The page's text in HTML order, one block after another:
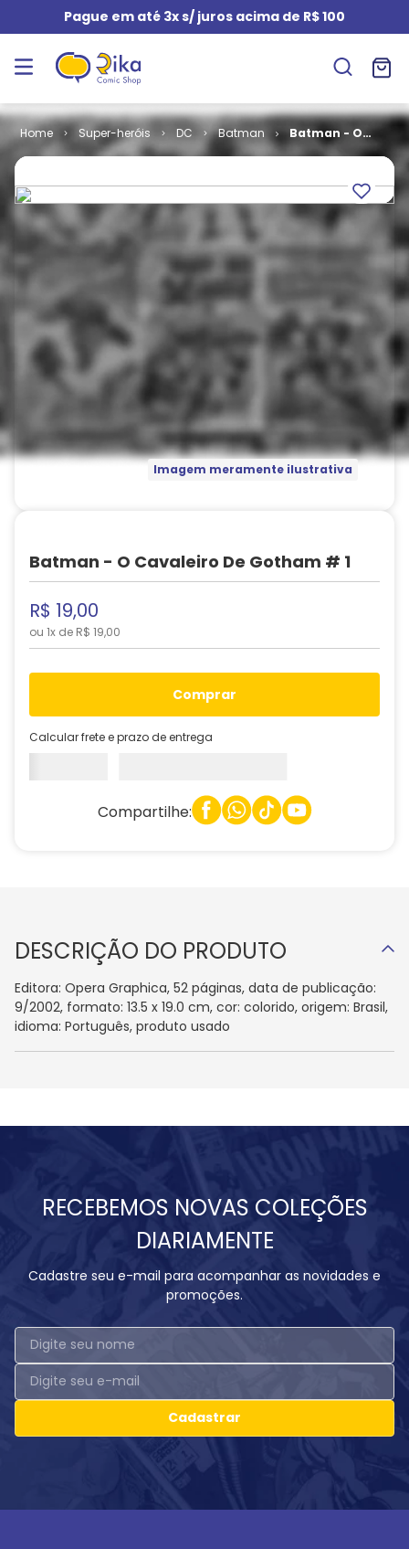
Pague em até 3x s/ juros acima de R$ 100
Super-heróis DC Batman
Batman - O
Cavaleiro de
Imagem meramente ilustrativa
Batman - O Cavaleiro De Gotham # 1
R$ 19,00
ou 1x de R$ 19,00
comprar
Calcular frete e prazo de entrega
Compartilhe:
DESCRIÇÃO DO PRODUTO
Editora: Opera Graphica, 52 páginas, data de publicação:
9/2002, formato: 13.5 x 19.0 cm, cor: colorido, origem: Brasil,
idioma: Português, produto usado
RECEBEMOS NOVAS COLEÇÕES
DIARIAMENTE
Cadastre seu e-mail para acompanhar as novidades e
promoções.
Cadastrar